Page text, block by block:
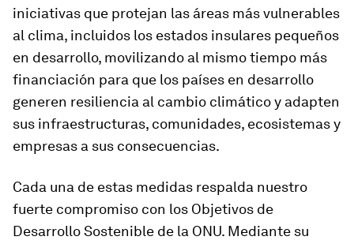
iniciativas que protejan las áreas más vulnerables
al clima, incluidos los estados insulares pequeños
en desarrollo, movilizando al mismo tiempo más
financiación para que los países en desarrollo
generen resiliencia al cambio climático y adapten
sus infraestructuras, comunidades, ecosistemas y
empresas a sus consecuencias.
Cada una de estas medidas respalda nuestro
fuerte compromiso con los Objetivos de
Desarrollo Sostenible de la ONU. Mediante su